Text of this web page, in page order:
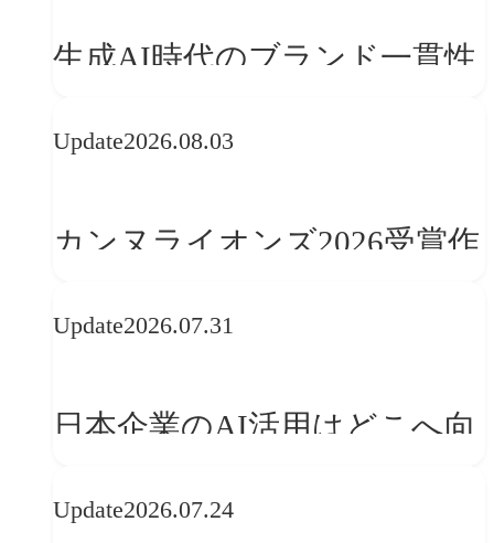
生成AI時代のブランド一貫性
学ぶ「動的ブランディング」
Update2026.08.03
カンヌライオンズ2026受賞作
──「優れたブランド体験」
か
Update2026.07.31
日本企業のAI活用はどこへ向
レンドに見る「人間中心」へ
Update2026.07.24